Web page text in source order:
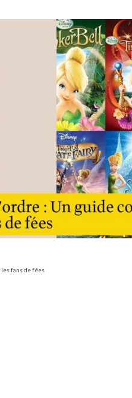
les fans de fées